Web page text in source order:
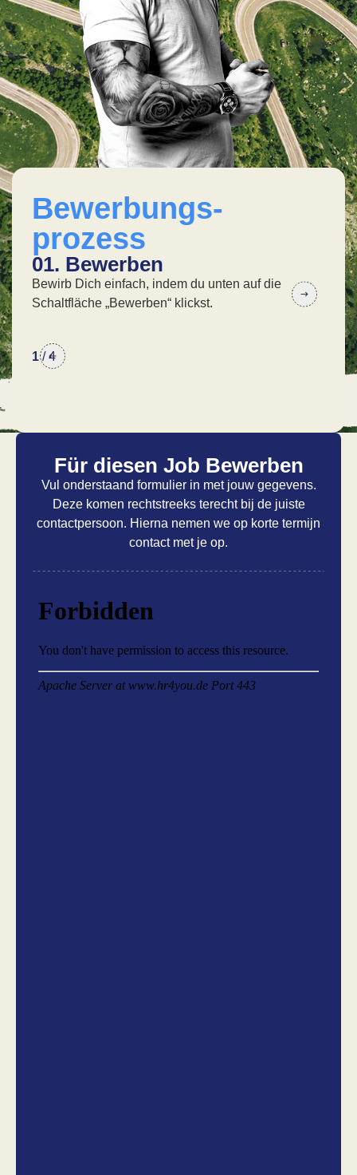
Bewerbungs-
prozess
01. Bewerben
Bewirb Dich einfach, indem du unten auf die
Schaltfläche „Bewerben“ klickst.
In
1/4
Für diesen Job Bewerben
Vul onderstaand formulier in met jouw gegevens.
Deze komen rechtstreeks terecht bij de juiste
contactpersoon. Hierna nemen we op korte termijn
contact met je op.